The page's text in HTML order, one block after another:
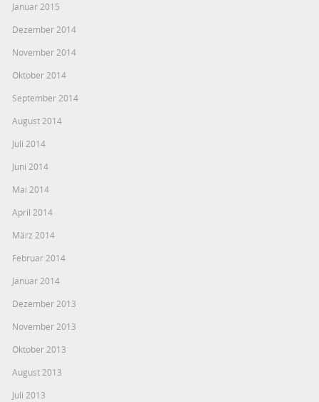
Januar 2015
Dezember 2014
November 2014
Oktober 2014
September 2014
August 2014
Juli 2014
Juni 2014
Mai 2014
April 2014
März 2014
Februar 2014
Januar 2014
Dezember 2013
November 2013
Oktober 2013
August 2013
Juli 2013